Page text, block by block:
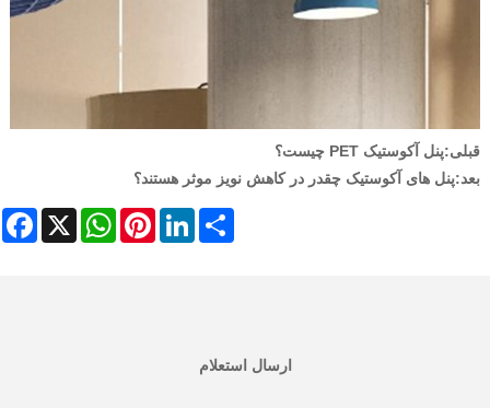
قبلی:پنل آکوستیک PET چیست؟
بعد:پنل های آکوستیک چقدر در کاهش نویز موثر هستند؟
X
WhatsAppPinterestLinkedIn Share
ارسال استعلام